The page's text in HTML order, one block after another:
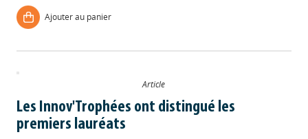
Ajouter au panier
Article
Les Innov'Trophées ont distingué les
premiers lauréats